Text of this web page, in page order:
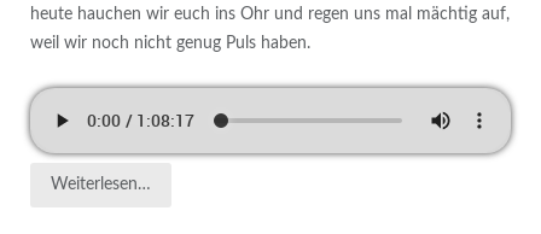
heute hauchen wir euch ins Ohr und regen uns mal mächtig auf,
weil wir noch nicht genug Puls haben.
Weiterlesen…